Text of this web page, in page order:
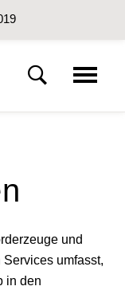
und
umfasst,
in den